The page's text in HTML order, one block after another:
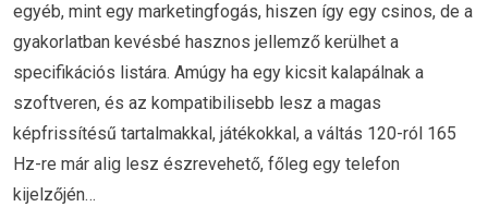
egyéb, mint egy marketingfogás, hiszen így egy csinos, de a
gyakorlatban kevésbé hasznos jellemző kerülhet a
specifikációs listára. Amúgy ha egy kicsit kalapálnak a
szoftveren, és az kompatibilisebb lesz a magas
képfrissítésű tartalmakkal, játékokkal, a váltás 120-ról 165
Hz-re már alig lesz észrevehető, főleg egy telefon
kijelzőjén…